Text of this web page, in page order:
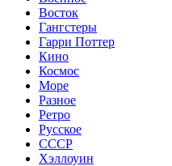
Восток
Гангстеры
Гарри Поттер
Кино
Космос
Море
Разное
Ретро
Русское
СССР
Хэллоуин